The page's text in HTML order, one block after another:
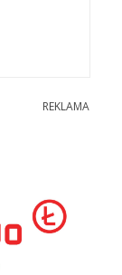
REKLAMA